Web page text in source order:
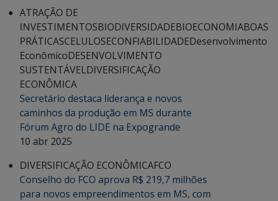
ATRAÇÃO DE
INVESTIMENTOSBIODIVERSIDADEBIOECONOMIABOAS
PRÁTICASCELULOSECONFIABILIDADEDesenvolvimento
EconômicoDESENVOLVIMENTO
SUSTENTÁVELDIVERSIFICAÇÃO
ECONÔMICA
Secretário destaca liderança e novos
caminhos da produção em MS durante
Fórum Agro do LIDE na Expogrande
10 abr 2025
DIVERSIFICAÇÃO ECONÔMICAFCO
Conselho do FCO aprova R$ 219,7 milhões
para novos empreendimentos em MS, com